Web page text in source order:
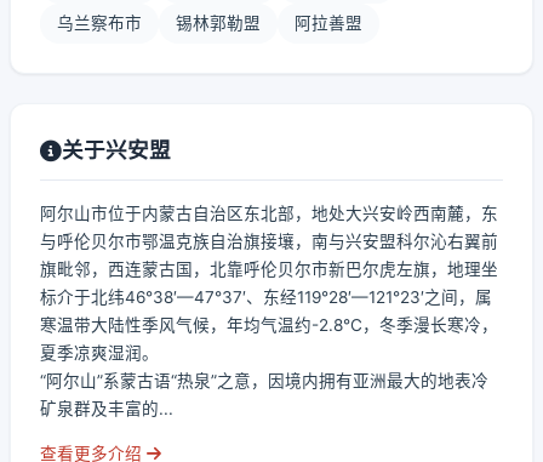
乌兰察布市 锡林郭勒盟 阿拉善盟
关于兴安盟
阿尔山市位于内蒙古自治区东北部，地处大兴安岭西南麓，东
与呼伦贝尔市鄂温克族自治旗接壤，南与兴安盟科尔沁右翼前
旗毗邻，西连蒙古国，北靠呼伦贝尔市新巴尔虎左旗，地理坐
标介于北纬46°38′—47°37′、东经119°28′—121°23′之间，属
寒温带大陆性季风气候，年均气温约-2.8℃，冬季漫长寒冷，
夏季凉爽湿润。
“阿尔山”系蒙古语“热泉”之意，因境内拥有亚洲最大的地表冷
矿泉群及丰富的...
查看更多介绍